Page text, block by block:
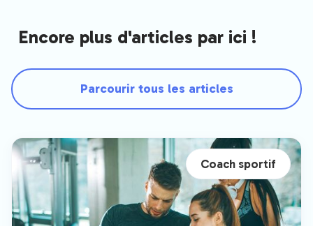
Encore plus d'articles par ici !
Parcourir tous les articles
Coach sportif